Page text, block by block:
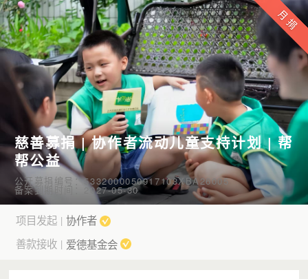
慈善募捐 | 协作者流动儿童支持计划 | 帮
帮公益
公开募捐编号：5332000050917103XBA26005
备案到期时间：2027-05-30
项目发起 | 协作者
善款接收 | 爱德基金会